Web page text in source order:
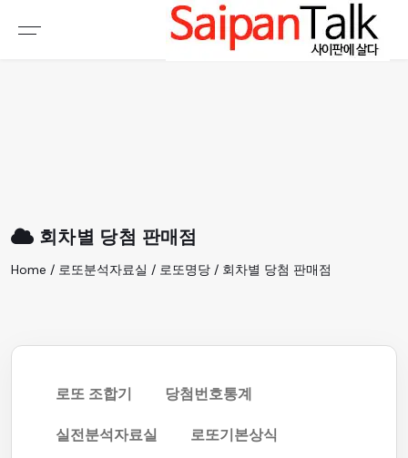
회차별 당첨 판매점
Home / 로또분석자료실 / 로또명당 / 회차별 당첨 판매점
로또 조합기
당첨번호통계
실전분석자료실
로또기본상식
여행정보
생활정보
갤러리 & 동영상